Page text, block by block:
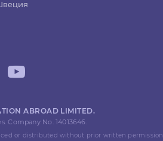
ABROAD LIMITED.
Company No. 14013646.
or distributed without prior written permission.